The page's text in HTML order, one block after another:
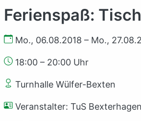
Ferienspaß:
Mo., 06.08.2018 – Mo.,
18:00 – 20:00 Uhr
Turnhalle Wülfer-Bexten
Veranstalter: TuS Bexterhagen